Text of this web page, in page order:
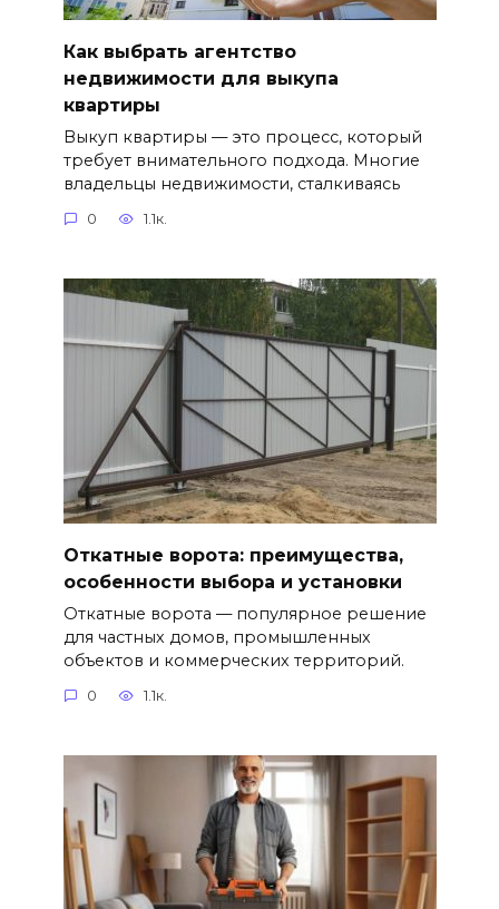
Как выбрать агентство
недвижимости для выкупа
квартиры
Выкуп квартиры — это процесс, который
требует внимательного подхода. Многие
владельцы недвижимости, сталкиваясь
0 1.1к.
Откатные ворота: преимущества,
особенности выбора и установки
Откатные ворота — популярное решение
для частных домов, промышленных
объектов и коммерческих территорий.
0 1.1к.